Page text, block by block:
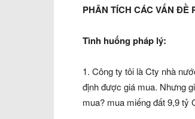
PHÂN TÍCH CÁC VẤN ĐỀ
Tình huống pháp lý:
1. Công ty tôi là Cty nhà
định được giá mua. Nhưng
mua? mua miếng đất 9,9 tỷ